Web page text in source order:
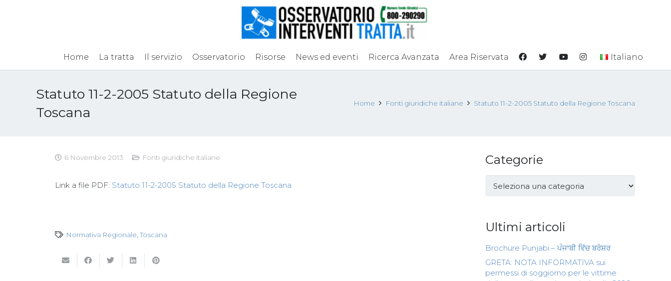
Home La tratta Il servizio Osservatorio Risorse News ed eventi Ricerca Avanzata Area Riservata Italiano
Statuto 11-2-2005 Statuto della Regione
Toscana
Home Fonti giuridiche italiane Statuto 11-2-2005 Statuto della Regione Toscana
6 Novembre 2013 Fonti giuridiche italiane
Link a file PDF: Statuto 11-2-2005 Statuto della Regione Toscana
Normativa Regionale ,Toscana
Categorie
Categorie
Ultimi articoli
Brochure Punjabi – ਪੰਜਾਬੀ ਵਿੱਚ ਬਰੋਸ਼ਰ
GRETA: NOTA INFORMATIVA sui
permessi di soggiorno per le vittime